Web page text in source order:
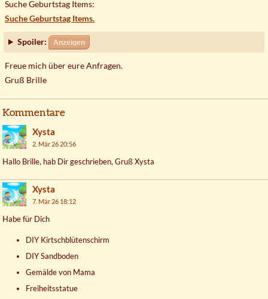
Suche Geburtstag Items:
Suche Geburtstag Items.
Spoiler: Anzeigen
Freue mich über eure Anfragen.
Gruß Brille
Kommentare
Xysta
2. Mär 26 20:56
Hallo Brille, hab Dir geschrieben, Gruß Xysta
Xysta
7. Mär 26 18:12
Habe für Dich
DIY Kirtschblütenschirm
DIY Sandboden
Gemälde von Mama
Freiheitsstatue